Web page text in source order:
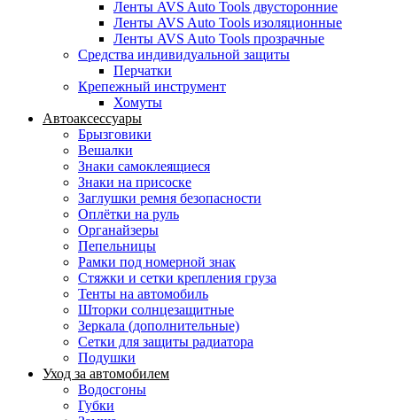
Ленты AVS Auto Tools двусторонние
Ленты AVS Auto Tools изоляционные
Ленты AVS Auto Tools прозрачные
Средства индивидуальной защиты
Перчатки
Крепежный инструмент
Хомуты
Автоаксессуары
Брызговики
Вешалки
Знаки самоклеящиеся
Знаки на присоске
Заглушки ремня безопасности
Оплётки на руль
Органайзеры
Пепельницы
Рамки под номерной знак
Стяжки и сетки крепления груза
Тенты на автомобиль
Шторки солнцезащитные
Зеркала (дополнительные)
Сетки для защиты радиатора
Подушки
Уход за автомобилем
Водосгоны
Губки